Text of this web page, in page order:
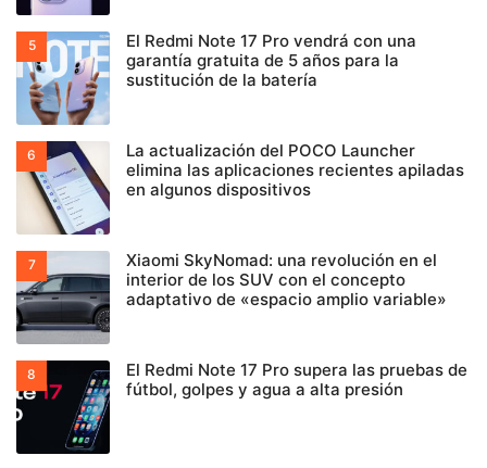
El Redmi Note 17 Pro vendrá con una
garantía gratuita de 5 años para la
sustitución de la batería
La actualización del POCO Launcher
elimina las aplicaciones recientes apiladas
en algunos dispositivos
Xiaomi SkyNomad: una revolución en el
interior de los SUV con el concepto
adaptativo de «espacio amplio variable»
El Redmi Note 17 Pro supera las pruebas de
fútbol, golpes y agua a alta presión